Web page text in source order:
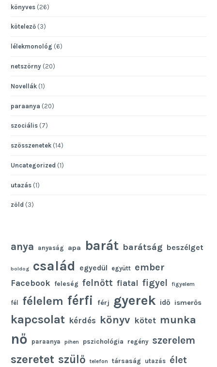
könyves (26)
kötelező (3)
lélekmonológ (6)
netszörny (20)
Novellák (1)
paraanya (20)
szociális (7)
szösszenetek (14)
Uncategorized (1)
utazás (1)
zöld (3)
anya anyaság apa barát barátság beszélget
boldog család egyedül együtt ember
Facebook feleség felnőtt fiatal figyel figyelem
fél félelem férfi férj gyerek idő ismerős
kapcsolat kérdés könyv kötet munka
nő paraanya pihen pszichológia regény szerelem
szeretet szülő telefon társaság utazás élet